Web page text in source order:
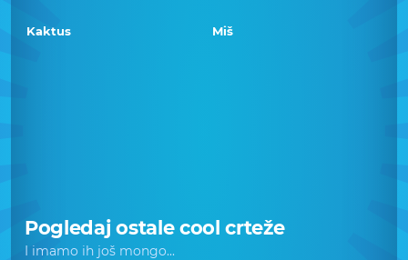
Kaktus Miš
Pogledaj ostale cool crteže
I imamo ih još mongo...